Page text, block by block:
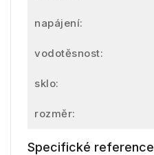
napájení:
vodotěsnost:
sklo:
rozměr:
Specifické reference